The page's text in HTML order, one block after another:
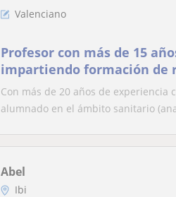
Valenciano
Profesor con más de 15
impartiendo formación de
Con más de 20 años de
alumnado en el ámbito sanitario
Abel
Ibi